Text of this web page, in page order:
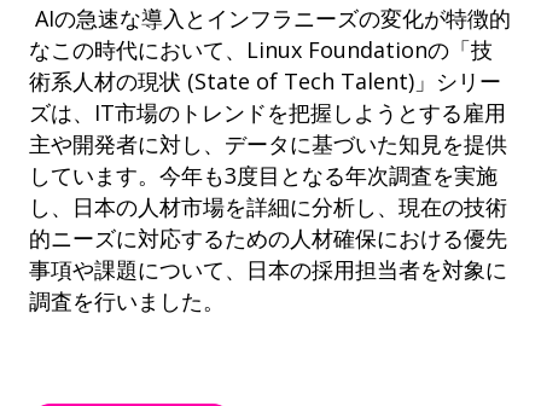
AIの急速な導入とインフラニーズの変化が特徴的
なこの時代において、Linux Foundationの「技
術系人材の現状 (State of Tech Talent)」シリー
ズは、IT市場のトレンドを把握しようとする雇用
主や開発者に対し、データに基づいた知見を提供
しています。今年も3度目となる年次調査を実施
し、日本の人材市場を詳細に分析し、現在の技術
的ニーズに対応するための人材確保における優先
事項や課題について、日本の採用担当者を対象に
調査を行いました。